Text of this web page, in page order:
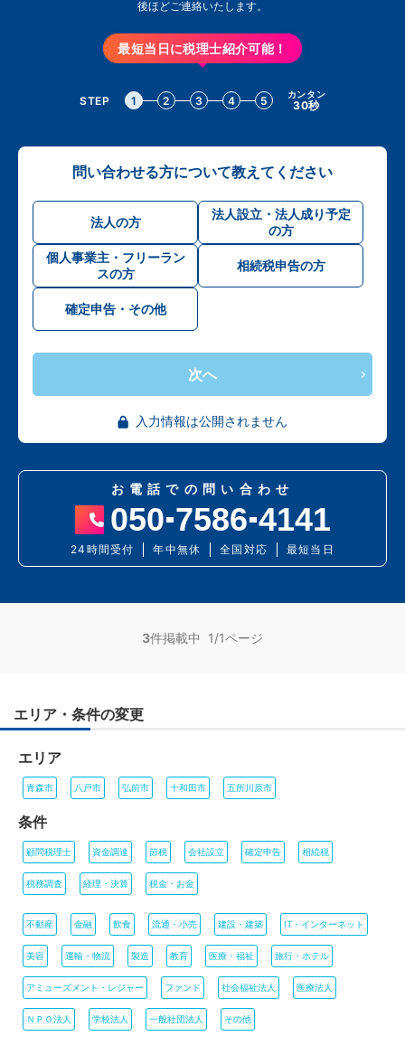
後ほどご連絡いたします。
最短当日に税理士紹介可能！
STEP 1 2 3 4 5 カンタン
30秒
問い合わせる方について教えてください
法人の方
法人設立・法人成り予定
の方
個人事業主・フリーラン
スの方
相続税申告の方
確定申告・その他
次へ
入力情報は公開されません
お電話での問い合わせ
050 7586 4141
24時間受付 年中無休 全国対応 最短当日
3件掲載中 1/1ページ
エリア・条件の変更
エリア
青森市 八戸市 弘前市 十和田市 五所川原市
条件
顧問税理士 資金調達 節税 会社設立 確定申告 相続税
税務調査 経理・決算 税金・お金
不動産 金融 飲食 流通・小売 建設・建築 IT・インターネット
美容 運輸・物流 製造 教育 医療・福祉 旅行・ホテル
アミューズメント・レジャー ファンド 社会福祉法人 医療法人
ＮＰＯ法人 学校法人 一般社団法人 その他